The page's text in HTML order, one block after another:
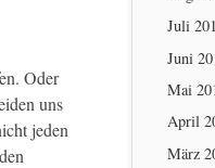
Oder
uns
jeden
Juli
Juni
Mai
April
März